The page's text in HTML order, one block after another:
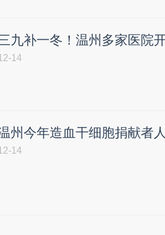
九补一冬！温州多家医院
14
州今年造血干细胞捐献者
14